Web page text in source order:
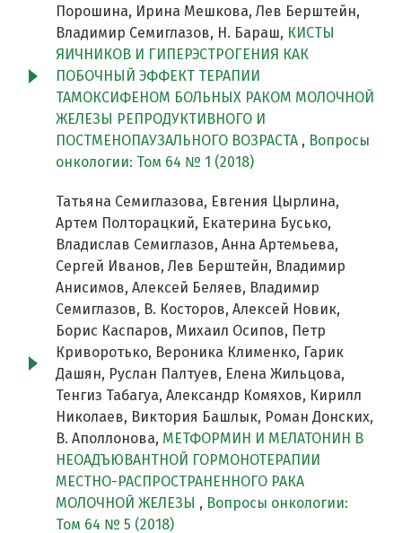
Порошина, Ирина Мешкова, Лев Берштейн,
Владимир Семиглазов, Н. Бараш, КИСТЫ
ЯИЧНИКОВ И ГИПЕРЭСТРОГЕНИЯ КАК
ПОБОЧНЫЙ ЭФФЕКТ ТЕРАПИИ
ТАМОКСИФЕНОМ БОЛЬНЫХ РАКОМ МОЛОЧНОЙ
ЖЕЛЕЗЫ РЕПРОДУКТИВНОГО И
ПОСТМЕНОПАУЗАЛЬНОГО ВОЗРАСТА , Вопросы
онкологии: Том 64 № 1 (2018)
Татьяна Семиглазова, Евгения Цырлина,
Артем Полторацкий, Екатерина Бусько,
Владислав Семиглазов, Анна Артемьева,
Сергей Иванов, Лев Берштейн, Владимир
Анисимов, Алексей Беляев, Владимир
Семиглазов, В. Косторов, Алексей Новик,
Борис Каспаров, Михаил Осипов, Петр
Криворотько, Вероника Клименко, Гарик
Дашян, Руслан Палтуев, Елена Жильцова,
Тенгиз Табагуа, Александр Комяхов, Кирилл
Николаев, Виктория Башлык, Роман Донских,
В. Аполлонова, МЕТФОРМИН И МЕЛАТОНИН В
НЕОАДЪЮВАНТНОЙ ГОРМОНОТЕРАПИИ
МЕСТНО-РАСПРОСТРАНЕННОГО РАКА
МОЛОЧНОЙ ЖЕЛЕЗЫ , Вопросы онкологии:
Том 64 № 5 (2018)